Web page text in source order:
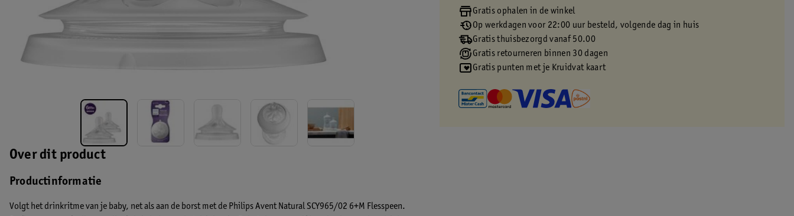
Over dit product
Productinformatie
Volgt het drinkritme van je baby, net als aan de borst met de Philips Avent Natural SCY965/02 6+M Flesspeen.
Gratis ophalen in de winkel
Op werkdagen voor 22:00 uur besteld, volgende dag in huis
Gratis thuisbezorgd vanaf 50.00
Gratis retourneren binnen 30 dagen
Gratis punten met je Kruidvat kaart